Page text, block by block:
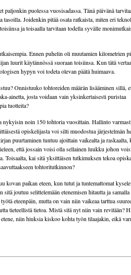
paljonkin puolessa vuosisadassa. Tänä päivänä
tasoilla. Joidenkin pitää osata ratkaista, miten eri
ja toisaalla tarvitaan todella syvälle
Ennen puhelin oli muutamien kilometrien
luurit käytännössä suoraan toisiinsa. Kun tätä vertaa
hypyn voi todeta olevan päätä huimaava.
Onnistuuko tohtoreiden määrän lisääminen sillä,
ainetta, josta voidaan vain yksinkertaisesti puristaa
tuotteita?
nykyisin noin 150 tohtoria vuosittain. Hallinto
opiskelijasta voi silti muodostua järjestelmän
puurtaminen tuntuu ajoittain vaikealta ja raskaalta,
että jossain voisi olla sellainen luukku johon
Toisaalta, kai sitä yksittäisen tutkimuksen tekoa
tohtoritutkinnon?
kovan paikan eteen, kun tutut ja tuntemattomat
joutuu selittelemään etenemisen hitautta ja samalla
eteenpäin, mutta on vain niin vaikeaa tarttua
tieteellistä tietoa. Mistä sitä nyt niin vain revitään?
etene, niin hiuksia kiskoo kohta työn tilaajakin, eikä